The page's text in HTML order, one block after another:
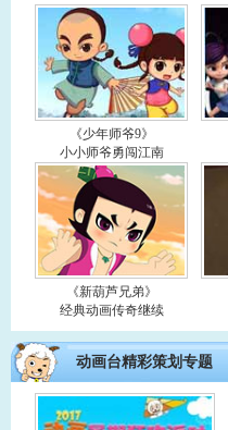
《少年师爷9》
小小师爷勇闯江南
《新葫芦兄弟》
经典动画传奇继续
动画台精彩策划专题